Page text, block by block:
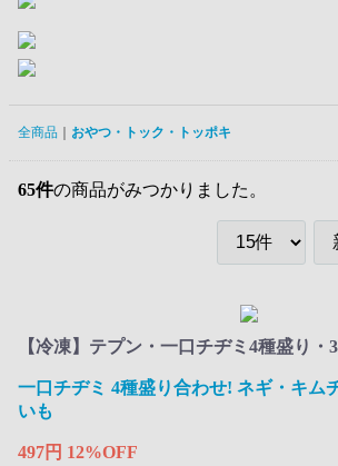
全商品 おやつ・トック・トッポキ
65件の商品がみつかりました。
【冷凍】テプン・一口チヂミ4種盛り・
一口チヂミ 4種盛り合わせ! ネギ・キム
いも
497円 12%OFF